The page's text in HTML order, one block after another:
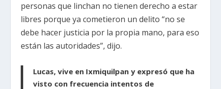
personas que linchan no tienen derecho a estar
libres porque ya cometieron un delito “no se
debe hacer justicia por la propia mano, para eso
están las autoridades”, dijo.
Lucas, vive en Ixmiquilpan y expresó que ha
visto con frecuencia intentos de